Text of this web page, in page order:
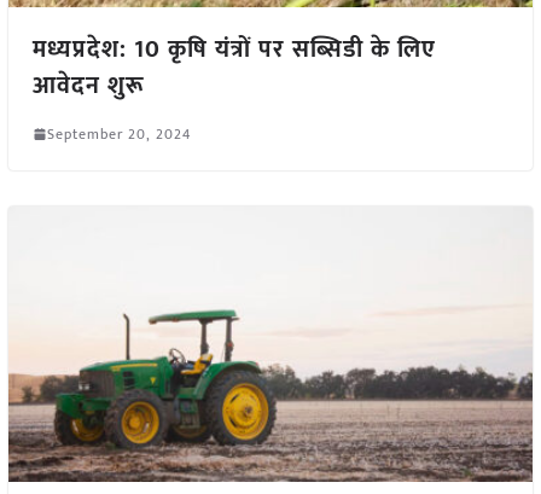
मध्यप्रदेश: 10 कृषि यंत्रों पर सब्सिडी के लिए
आवेदन शुरू
September 20, 2024